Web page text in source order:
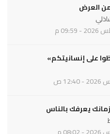
العرض
على إنسانيتكم»
زمانك يعرفك بالناس